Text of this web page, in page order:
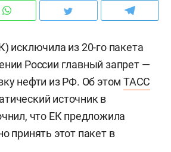
исключила из 20-го пакета
России главный запрет —
нефти из РФ. Об этом ТАСС
источник в
что ЕК предложила
принять этот пакет в